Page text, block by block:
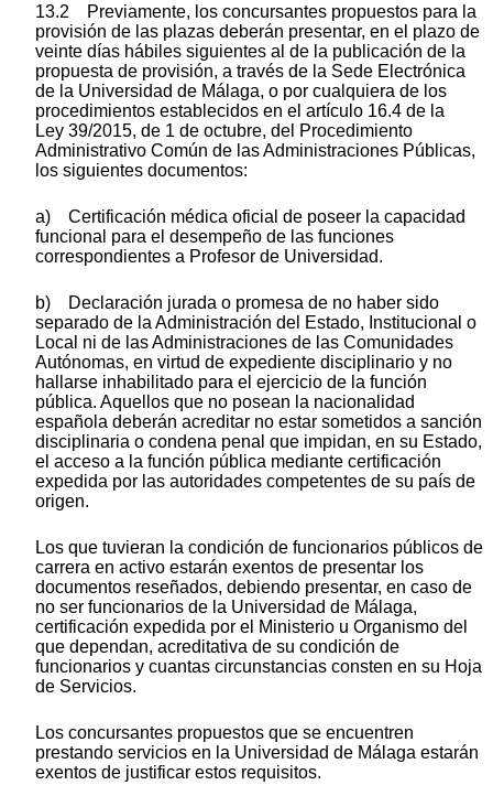
13.2 Previamente, los concursantes propuestos para la
provisión de las plazas deberán presentar, en el plazo de
veinte días hábiles siguientes al de la publicación de la
propuesta de provisión, a través de la Sede Electrónica
de la Universidad de Málaga, o por cualquiera de los
procedimientos establecidos en el artículo 16.4 de la
Ley 39/2015, de 1 de octubre, del Procedimiento
Administrativo Común de las Administraciones Públicas,
los siguientes documentos:
a) Certificación médica oficial de poseer la capacidad
funcional para el desempeño de las funciones
correspondientes a Profesor de Universidad.
b) Declaración jurada o promesa de no haber sido
separado de la Administración del Estado, Institucional o
Local ni de las Administraciones de las Comunidades
Autónomas, en virtud de expediente disciplinario y no
hallarse inhabilitado para el ejercicio de la función
pública. Aquellos que no posean la nacionalidad
española deberán acreditar no estar sometidos a sanción
disciplinaria o condena penal que impidan, en su Estado,
el acceso a la función pública mediante certificación
expedida por las autoridades competentes de su país de
origen.
Los que tuvieran la condición de funcionarios públicos de
carrera en activo estarán exentos de presentar los
documentos reseñados, debiendo presentar, en caso de
no ser funcionarios de la Universidad de Málaga,
certificación expedida por el Ministerio u Organismo del
que dependan, acreditativa de su condición de
funcionarios y cuantas circunstancias consten en su Hoja
de Servicios.
Los concursantes propuestos que se encuentren
prestando servicios en la Universidad de Málaga estarán
exentos de justificar estos requisitos.